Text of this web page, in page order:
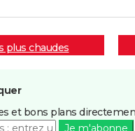
plus chaudes
et bons plans
Je m'abonne